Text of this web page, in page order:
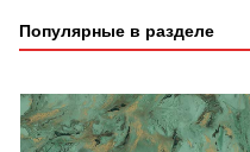
Популярные в разделе